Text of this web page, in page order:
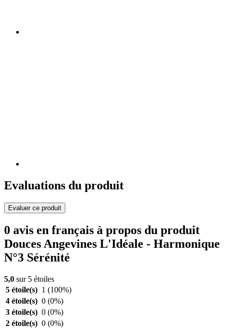
Evaluations du produit
Evaluer ce produit
0 avis en français à propos du produit
Douces Angevines L'Idéale - Harmonique
N°3 Sérénité
5,0 sur 5 étoiles
5 étoile(s) 1 (100%)
4 étoile(s) 0 (0%)
3 étoile(s) 0 (0%)
2 étoile(s) 0 (0%)